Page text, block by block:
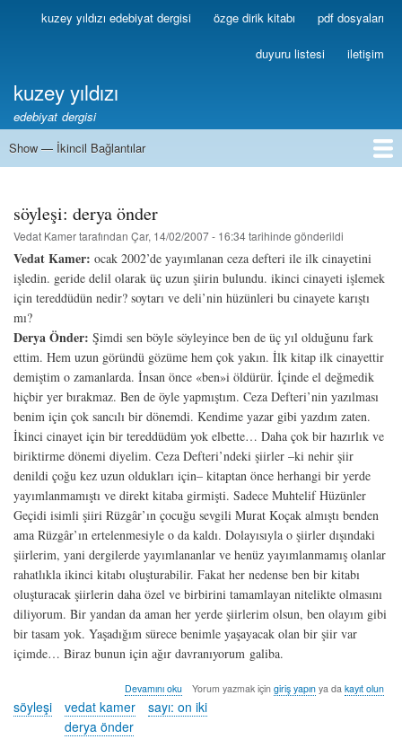
Ana
içeriğe
Birincilkuzey yıldızı edebiyat dergisi özge dirik kitabı pdf dosyaları
duyuru listesi iletişim
kuzey yıldızı
edebiyat dergisi
İkincil
Show — İkincil Bağlantılar
söyleşi: derya önder
Vedat Kamertarafından Çar, 14/02/2007 - 16:34tarihinde gönderildi
Vedat Kamer: ocak 2002’de yayımlanan ceza defteri ile ilk cinayetini
işledin. geride delil olarak üç uzun şiirin bulundu. ikinci cinayeti işlemek
için tereddüdün nedir? soytarı ve deli’nin hüzünleri bu cinayete karıştı
mı?
Derya Önder: Şimdi sen böyle söyleyince ben de üç yıl olduğunu fark
ettim. Hem uzun göründü gözüme hem çok yakın. İlk kitap ilk cinayettir
demiştim o zamanlarda. İnsan önce «ben»i öldürür. İçinde el değmedik
hiçbir yer bırakmaz. Ben de öyle yapmıştım. Ceza Defteri’nin yazılması
benim için çok sancılı bir dönemdi. Kendime yazar gibi yazdım zaten.
İkinci cinayet için bir tereddüdüm yok elbette… Daha çok bir hazırlık ve
biriktirme dönemi diyelim. Ceza Defteri’ndeki şiirler –ki nehir şiir
denildi çoğu kez uzun oldukları için– kitaptan önce herhangi bir yerde
yayımlanmamıştı ve direkt kitaba girmişti. Sadece Muhtelif Hüzünler
Geçidi isimli şiiri Rüzgâr’ın çocuğu sevgili Murat Koçak almıştı benden
ama Rüzgâr’ın ertelenmesiyle o da kaldı. Dolayısıyla o şiirler dışındaki
şiirlerim, yani dergilerde yayımlananlar ve henüz yayımlanmamış olanlar
rahatlıkla ikinci kitabı oluşturabilir. Fakat her nedense ben bir kitabı
oluşturacak şiirlerin daha özel ve birbirini tamamlayan nitelikte olmasını
diliyorum. Bir yandan da aman her yerde şiirlerim olsun, ben olayım gibi
bir tasam yok. Yaşadığım sürece benimle yaşayacak olan bir şiir var
içimde… Biraz bunun için ağır davranıyorum galiba.
söyleşi:
önder
hakkında
Devamını oku Yorum yazmak için giriş yapınya da kayıt olun
söyleşi
vedat kamer
derya önder
sayı: on iki